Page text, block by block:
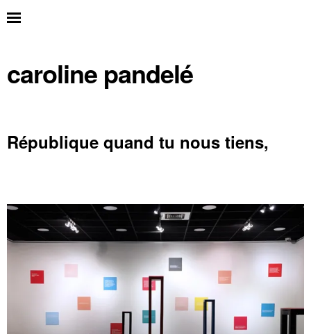
caroline pandelé
République quand tu nous tiens,